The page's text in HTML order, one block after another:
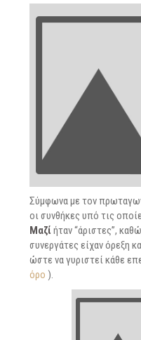
Σύμφωνα με τον
οι συνθήκες υπό τις
Μαζί ήταν “άριστες”,
συνεργάτες είχαν όρεξη
ώστε να γυριστεί κάθε
όρο ).